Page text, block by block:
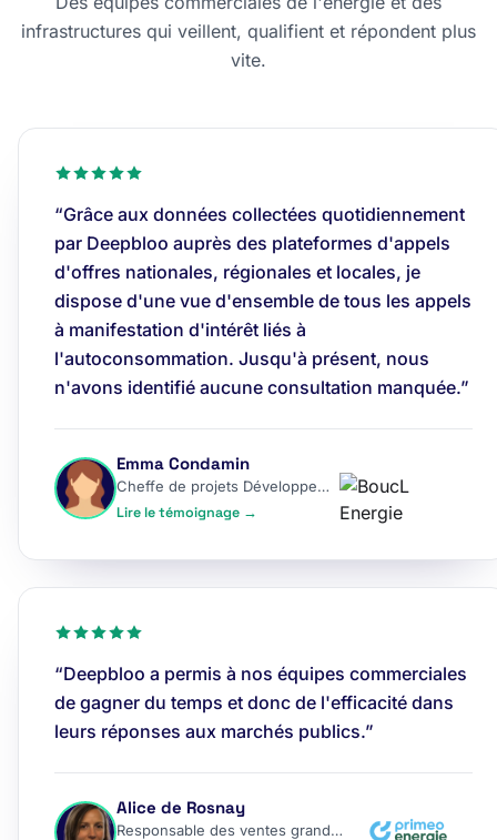
infrastructures qui veillent, qualifient et répondent plus
vite.
“Grâce aux données collectées quotidiennement
par Deepbloo auprès des plateformes d'appels
d'offres nationales, régionales et locales, je
dispose d'une vue d'ensemble de tous les appels
à manifestation d'intérêt liés à
l'autoconsommation. Jusqu'à présent, nous
n'avons identifié aucune consultation manquée.”
Emma Condamin
Cheffe de projets Développement
Lire le témoignage →
“Deepbloo a permis à nos équipes commerciales
de gagner du temps et donc de l'efficacité dans
leurs réponses aux marchés publics.”
Alice de Rosnay
Responsable des ventes grands comptes